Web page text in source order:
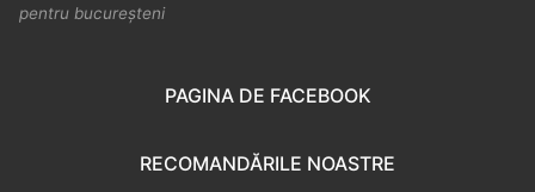
pentru bucureșteni
PAGINA DE FACEBOOK
RECOMANDĂRILE NOASTRE